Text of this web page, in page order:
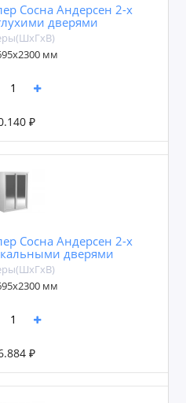
Сосна Андерсен 2-х
дверями
мм
₽
Сосна Андерсен 2-х
дверями
мм
₽